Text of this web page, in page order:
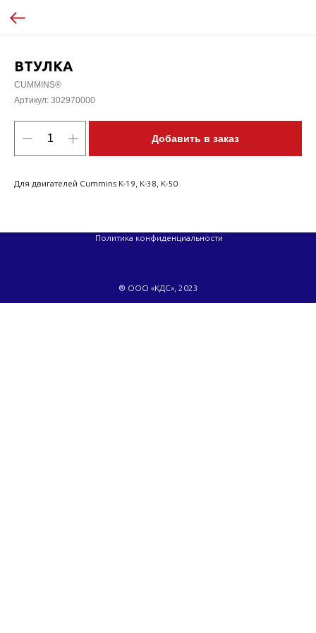
ВТУЛКА
CUMMINS®
Артикул: 302970000
Добавить в заказ
Для двигателей Cummins K-19, K-38, K-50
® ООО «КДС», 2023
Политика конфиденциальности